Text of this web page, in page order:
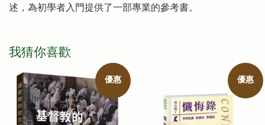
述，為初學者入門提供了一部專業的參考書。
我猜你喜歡
優惠 優惠